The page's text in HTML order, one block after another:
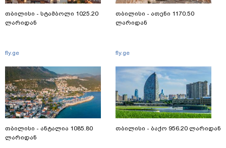
თბილისი - სტამბოლი 1025.20
ლარიდან
fly.ge
თბილისი - ანტალია 1085.80
ლარიდან
თბილისი - ათენი 1170.50
ლარიდან
fly.ge
თბილისი - ბაქო 956.20 ლარიდან